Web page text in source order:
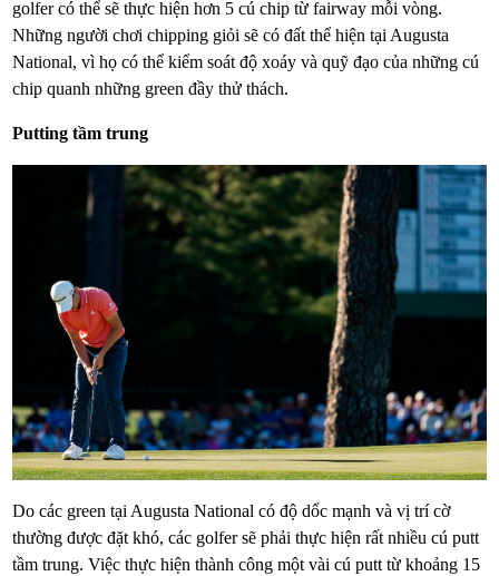
golfer có thể sẽ thực hiện hơn 5 cú chip từ fairway mỗi vòng.
Những người chơi chipping giỏi sẽ có đất thể hiện tại Augusta
National, vì họ có thể kiểm soát độ xoáy và quỹ đạo của những cú
chip quanh những green đầy thử thách.
Putting tầm trung
Do các green tại Augusta National có độ dốc mạnh và vị trí cờ
thường được đặt khó, các golfer sẽ phải thực hiện rất nhiều cú putt
tầm trung. Việc thực hiện thành công một vài cú putt từ khoảng 15